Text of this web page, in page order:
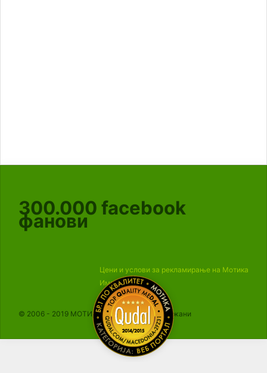
300.000 facebook
фанови
Цени и услови за рекламирање на Мотика
Импресум
© 2006 - 2019 МОТИКА, Сите права се задржани